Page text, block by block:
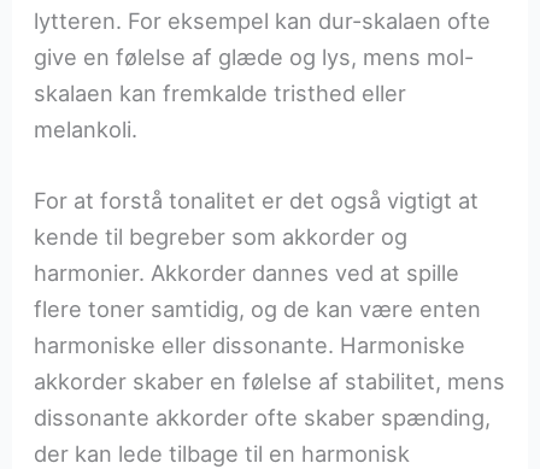
lytteren. For eksempel kan dur-skalaen ofte
give en følelse af glæde og lys, mens mol-
skalaen kan fremkalde tristhed eller
melankoli.
For at forstå tonalitet er det også vigtigt at
kende til begreber som akkorder og
harmonier. Akkorder dannes ved at spille
flere toner samtidig, og de kan være enten
harmoniske eller dissonante. Harmoniske
akkorder skaber en følelse af stabilitet, mens
dissonante akkorder ofte skaber spænding,
der kan lede tilbage til en harmonisk